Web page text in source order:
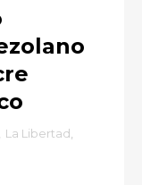
La Libertad